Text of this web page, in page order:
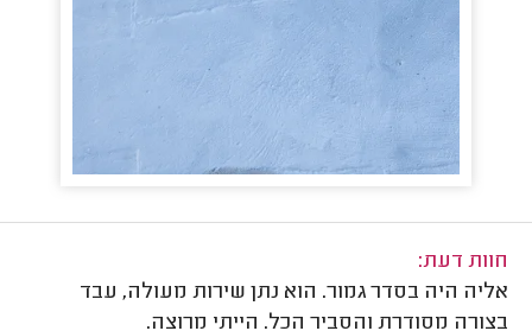
חוות דעת:
אליה היה בסדר גמור. הוא נתן שירות מעולה, עבד
בצורה מסודרת והסביר הכל. הייתי מרוצה.